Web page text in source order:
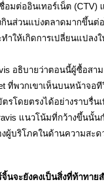
อมต่ออินเทอร์เน็ต (CTV)
กินส่วนแบ่งตลาดมากขึ้นต่
ำให้เกิดการเปลี่ยนแปลง
อธิบายว่าตอนนี้ผู้ซื้อสา
ที่พวกเขาเห็นบนหน้าจอ
รโดยตรงได้อย่างราบรื่น
แนวโน้มที่กว้างขึ้นนั้น
งผู้บริโภคในด้านความสะ
นจะยังคงเป็นสิ่งที่ท้าทาย